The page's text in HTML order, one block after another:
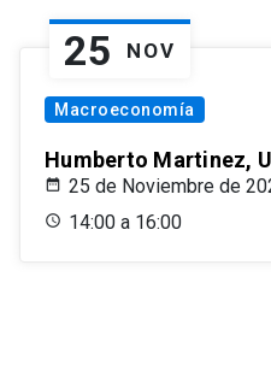
25 NOV
Macroeconomía
Humberto Martinez,
25 de Noviembre de
14:00 a 16:00